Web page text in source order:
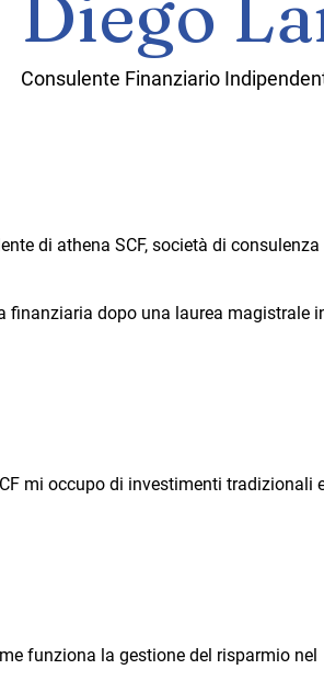
Consulente Finanziario
di athena SCF, società di consulenza
finanziaria dopo una laurea magistrale
mi occupo di investimenti tradizionali
funziona la gestione del risparmio nel